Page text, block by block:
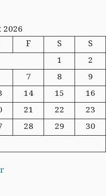
2026
F S
S
1
2
7 8
9
14 15
16
21 22
23
28 29
30